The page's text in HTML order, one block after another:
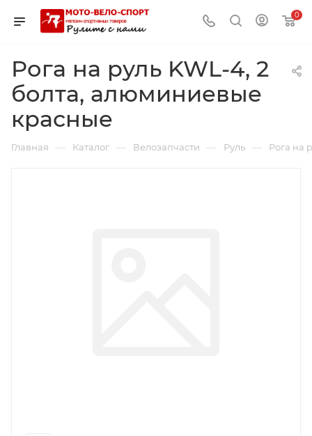
0
Рога на руль KWL-4, 2
болта, алюминиевые
красные
Главная — Каталог — Велозапчасти — Руль — Рога на